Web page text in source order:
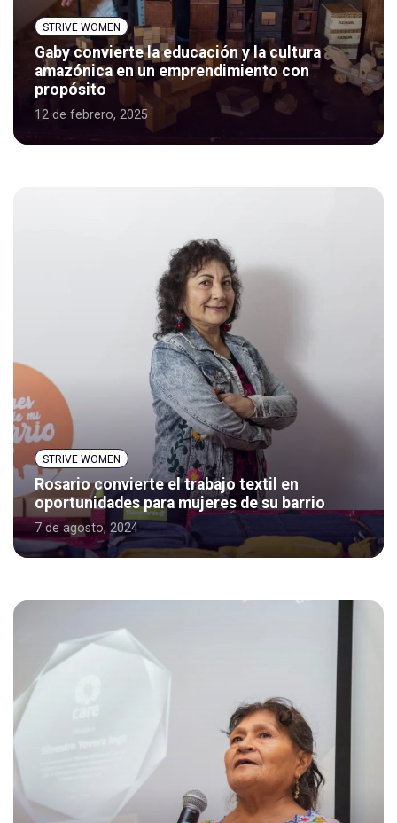
STRIVE WOMEN
Gaby convierte la educación y la cultura
amazónica en un emprendimiento con
propósito
12 de febrero, 2025
STRIVE WOMEN
Rosario convierte el trabajo textil en
oportunidades para mujeres de su barrio
7 de agosto, 2024